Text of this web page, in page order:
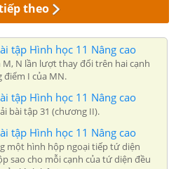
theo
tập Hình học 11 Nâng cao
M, N lần lượt thay đổi trên hai cạnh
điểm I của MN.
tập Hình học 11 Nâng cao
bài tập 31 (chương II).
tập Hình học 11 Nâng cao
một hình hộp ngoại tiếp tứ diện
sao cho mỗi cạnh của tứ diện đều